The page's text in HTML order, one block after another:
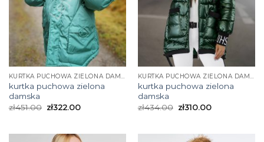
KURTKA PUCHOWA ZIELONA DAMSKA
kurtka puchowa zielona
damska
zł451.00 zł322.00
KURTKA PUCHOWA ZIELONA DAMSKA
kurtka puchowa zielona
damska
zł434.00 zł310.00